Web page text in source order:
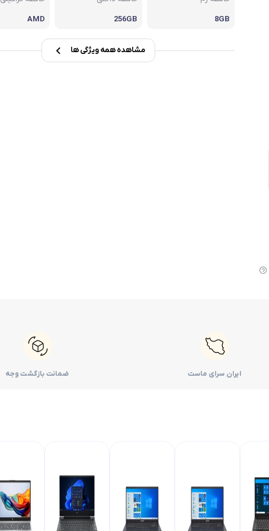
msi
8GB
256GB
AMD
مشاهده همه ویژگی ها
ایران سرای ماست ضمانت بازگشت وجه